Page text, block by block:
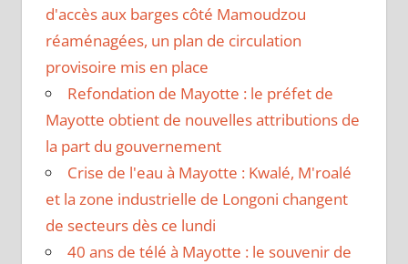
d'accès aux barges côté Mamoudzou
réaménagées, un plan de circulation
provisoire mis en place
Refondation de Mayotte : le préfet de
Mayotte obtient de nouvelles attributions de
la part du gouvernement
Crise de l'eau à Mayotte : Kwalé, M'roalé
et la zone industrielle de Longoni changent
de secteurs dès ce lundi
40 ans de télé à Mayotte : le souvenir de